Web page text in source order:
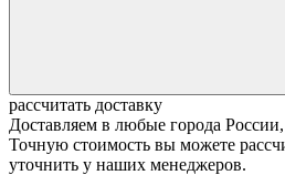
рассчитать доставку
Доставляем в любые города
Точную стоимость вы можете
уточнить у наших менеджеров.